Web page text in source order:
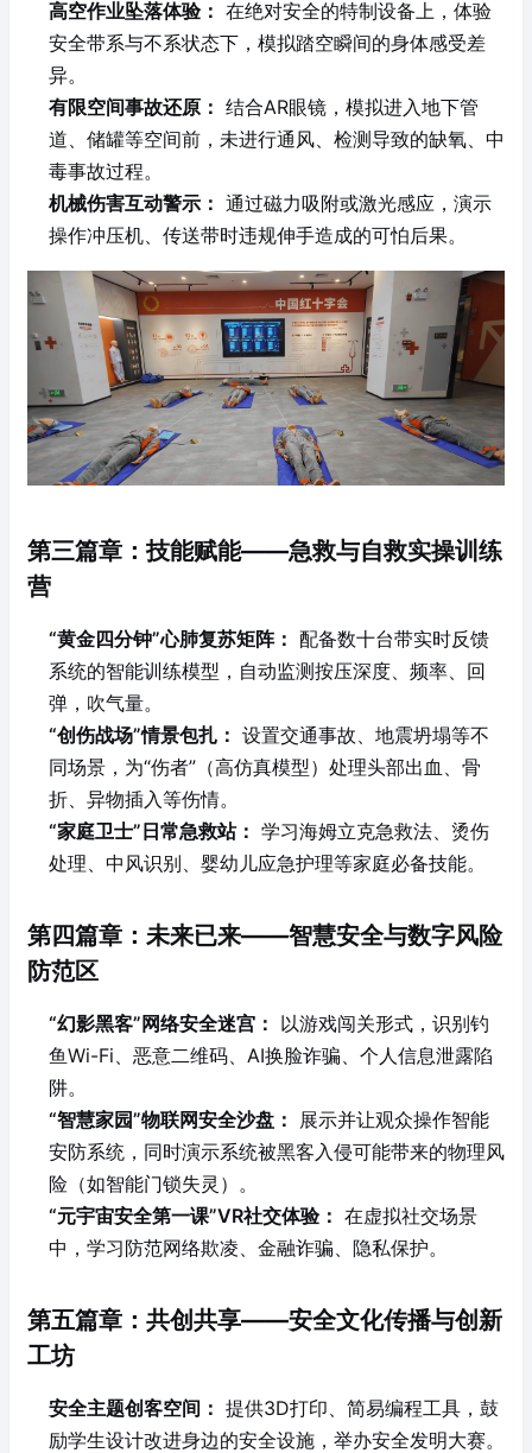
高空作业坠落体验： 在绝对安全的特制设备上，体验
安全带系与不系状态下，模拟踏空瞬间的身体感受差
异。
有限空间事故还原： 结合AR眼镜，模拟进入地下管
道、储罐等空间前，未进行通风、检测导致的缺氧、中
毒事故过程。
机械伤害互动警示： 通过磁力吸附或激光感应，演示
操作冲压机、传送带时违规伸手造成的可怕后果。
第三篇章：技能赋能——急救与自救实操训练
营
“黄金四分钟”心肺复苏矩阵： 配备数十台带实时反馈
系统的智能训练模型，自动监测按压深度、频率、回
弹，吹气量。
“创伤战场”情景包扎： 设置交通事故、地震坍塌等不
同场景，为“伤者”（高仿真模型）处理头部出血、骨
折、异物插入等伤情。
“家庭卫士”日常急救站： 学习海姆立克急救法、烫伤
处理、中风识别、婴幼儿应急护理等家庭必备技能。
第四篇章：未来已来——智慧安全与数字风险
防范区
“幻影黑客”网络安全迷宫： 以游戏闯关形式，识别钓
鱼Wi-Fi、恶意二维码、AI换脸诈骗、个人信息泄露陷
阱。
“智慧家园”物联网安全沙盘：
展示并让观众操作智能
安防系统，同时演示系统被黑客入侵可能带来的物理风
险（如智能门锁失灵）。
“元宇宙安全第一课”VR社交体验： 在虚拟社交场景
中，学习防范网络欺凌、金融诈骗、隐私保护。
第五篇章：共创共享——安全文化传播与创新
工坊
安全主题创客空间： 提供3D打印、简易编程工具，鼓
励学生设计改进身边的安全设施，举办安全发明大赛。